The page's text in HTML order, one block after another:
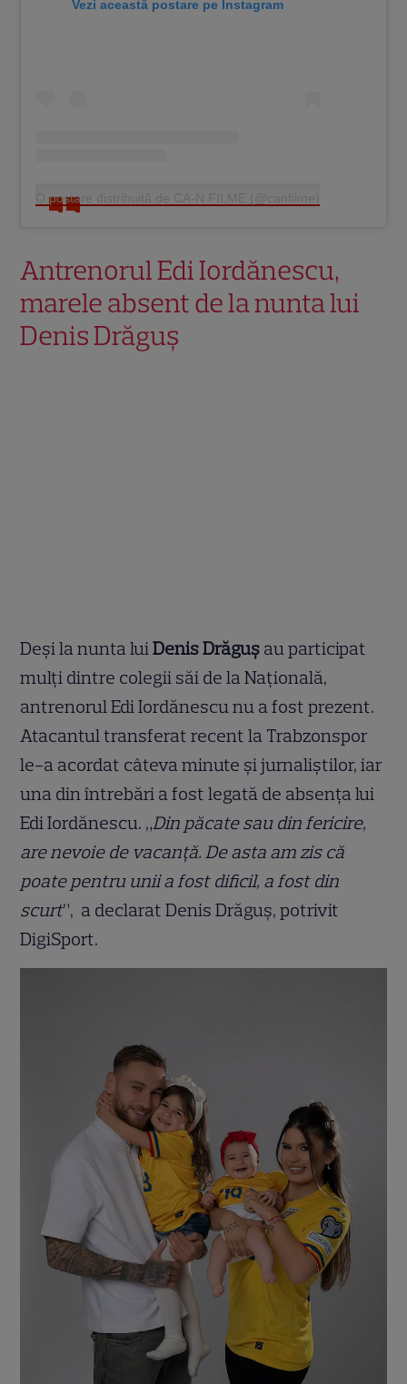
Vezi această postare pe Instagram
O postare distribuită de CA-N FILME (@canfilme)
Antrenorul Edi Iordănescu,
marele absent de la nunta lui
Denis Drăguș
Deși la nunta luiDenis Drăguș au participat
mulți dintre colegii săi de la Națională,
antrenorul Edi Iordănescu nu a fost prezent.
Atacantul transferat recent la Trabzonspor
le-a acordat câteva minute și jurnaliștilor, iar
una din întrebări a fost legată de absența lui
Edi Iordănescu. „Din păcate sau din fericire,
are nevoie de vacanță. De asta am zis că
poate pentru unii a fost dificil, a fost din
scurt”, a declarat Denis Drăguș, potrivit
DigiSport.